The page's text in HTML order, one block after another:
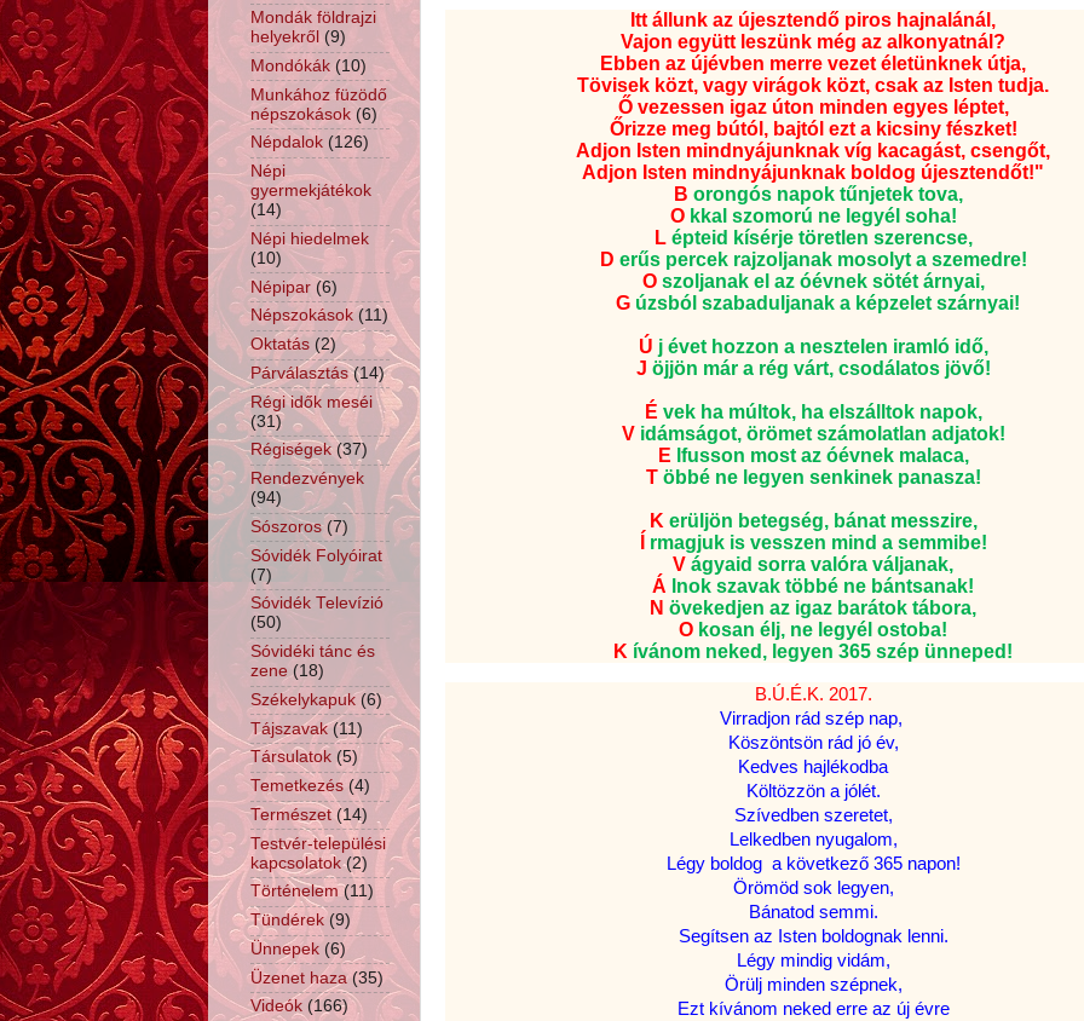
Itt állunk az újesztendő piros hajnalánál,
Vajon együtt leszünk még az alkonyatnál?
Ebben az újévben merre vezet életünknek útja,
Tövisek közt, vagy virágok közt, csak az Isten tudja.
Ő vezessen igaz úton minden egyes léptet,
Őrizze meg bútól, bajtól ezt a kicsiny fészket!
Adjon Isten mindnyájunknak víg kacagást, csengőt,
Adjon Isten mindnyájunknak boldog újesztendőt!"
B orongós napok tűnjetek tova,
Okkal szomorú ne legyél soha!
Lépteid kísérje töretlen szerencse,
D erűs percek rajzoljanak mosolyt a szemedre!
Oszoljanak el az óévnek sötét árnyai,
G úzsból szabaduljanak a képzelet szárnyai!
Ú j évet hozzon a nesztelen iramló idő,
J öjjön már a rég várt, csodálatos jövő!
É vek ha múltok, ha elszálltok napok,
Vidámságot, örömet számolatlan adjatok!
E lfusson most az óévnek malaca,
Többé ne legyen senkinek panasza!
K erüljön betegség, bánat messzire,
rmagjuk is vesszen mind a semmibe!
V ágyaid sorra valóra váljanak,
Á lnok szavak többé ne bántsanak!
N övekedjen az igaz barátok tábora,
O kosan élj, ne legyél ostoba!
K ívánom neked, legyen 365 szép ünneped!
B.Ú.É.K. 2017.
Virradjon rád szép nap,
Köszöntsön rád jó év,
Kedves hajlékodba
Költözzön a jólét.
Szívedben szeretet,
Lelkedben nyugalom,
Légy boldog a következő 365 napon!
Örömöd sok legyen,
Bánatod semmi.
Segítsen az Isten boldognak lenni.
Légy mindig vidám,
Örülj minden szépnek,
Ezt kívánom neked erre az új évre
Mondák földrajzi
helyekről (9)
Mondókák (10)
Munkához füzödő
népszokások (6)
Népdalok (126)
Népi
gyermekjátékok
(14)
Népi hiedelmek
(10)
Népipar (6)
Népszokások (11)
Oktatás (2)
Párválasztás (14)
Régi idők meséi
(31)
Régiségek (37)
Rendezvények
(94)
Sószoros (7)
Sóvidék Folyóirat
(7)
Sóvidék Televízió
(50)
Sóvidéki tánc és
zene (18)
Székelykapuk (6)
Tájszavak (11)
Társulatok (5)
Temetkezés (4)
Természet (14)
Testvér-települési
kapcsolatok (2)
Történelem (11)
Tündérek (9)
Ünnepek (6)
Üzenet haza (35)
Videók (166)